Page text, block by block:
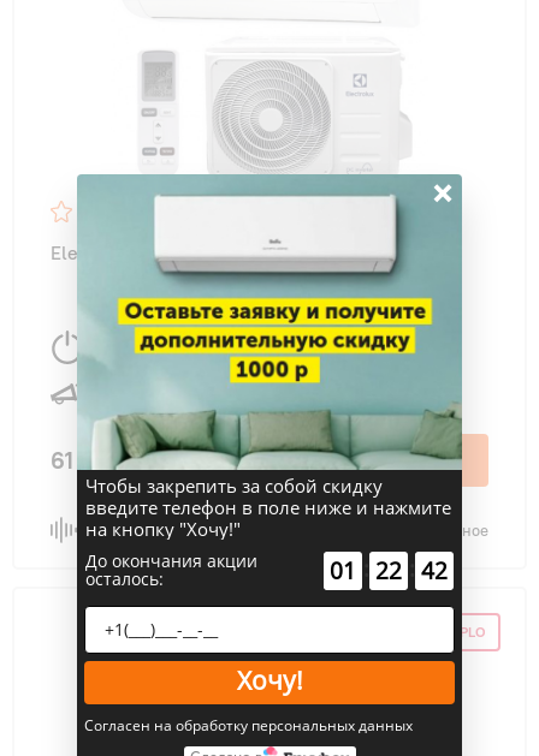
Electrolux EACS/I-12HSK/N3 Skandi DC NEW
3550 Вт 35 м2
61 990 ₽ В корзину
Сравнить В избранное
ПРОМОКОД TEPLO
×
Чтобы закрепить за собой скидку
введите телефон в поле ниже и нажмите
на кнопку "Хочу!"
До окончания акции
осталось: 01 22 41
Хочу!
Согласен на обработку персональных данных